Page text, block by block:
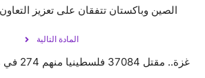
الصين وباكستان تتفقان على تعزيز
المادة التالية
غزة.. مقتل 37084 فلسطينيا منهم 274 في مخيم النصيرات أمس